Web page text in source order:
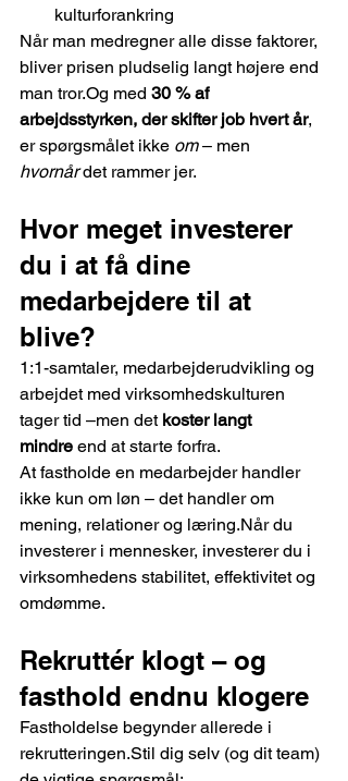
kulturforankring
Når man medregner alle disse faktorer,
bliver prisen pludselig langt højere end
man tror.Og med 30 % af
arbejdsstyrken, der skifter job hvert år,
er spørgsmålet ikke om – men
hvornår det rammer jer.
Hvor meget investerer
du i at få dine
medarbejdere til at
blive?
1:1-samtaler, medarbejderudvikling og
arbejdet med virksomhedskulturen
tager tid –men det koster langt
mindre end at starte forfra.
At fastholde en medarbejder handler
ikke kun om løn – det handler om
mening, relationer og læring.Når du
investerer i mennesker, investerer du i
virksomhedens stabilitet, effektivitet og
omdømme.
Rekruttér klogt – og
fasthold endnu klogere
Fastholdelse begynder allerede i
rekrutteringen.Stil dig selv (og dit team)